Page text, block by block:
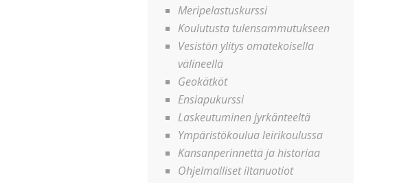
Meripelastuskurssi
Koulutusta tulensammutukseen
Vesistön ylitys omatekoisella
välineellä
Geokätköt
Ensiapukurssi
Laskeutuminen jyrkänteeltä
Ympäristökoulua leirikoulussa
Kansanperinnettä ja historiaa
Ohjelmalliset iltanuotiot